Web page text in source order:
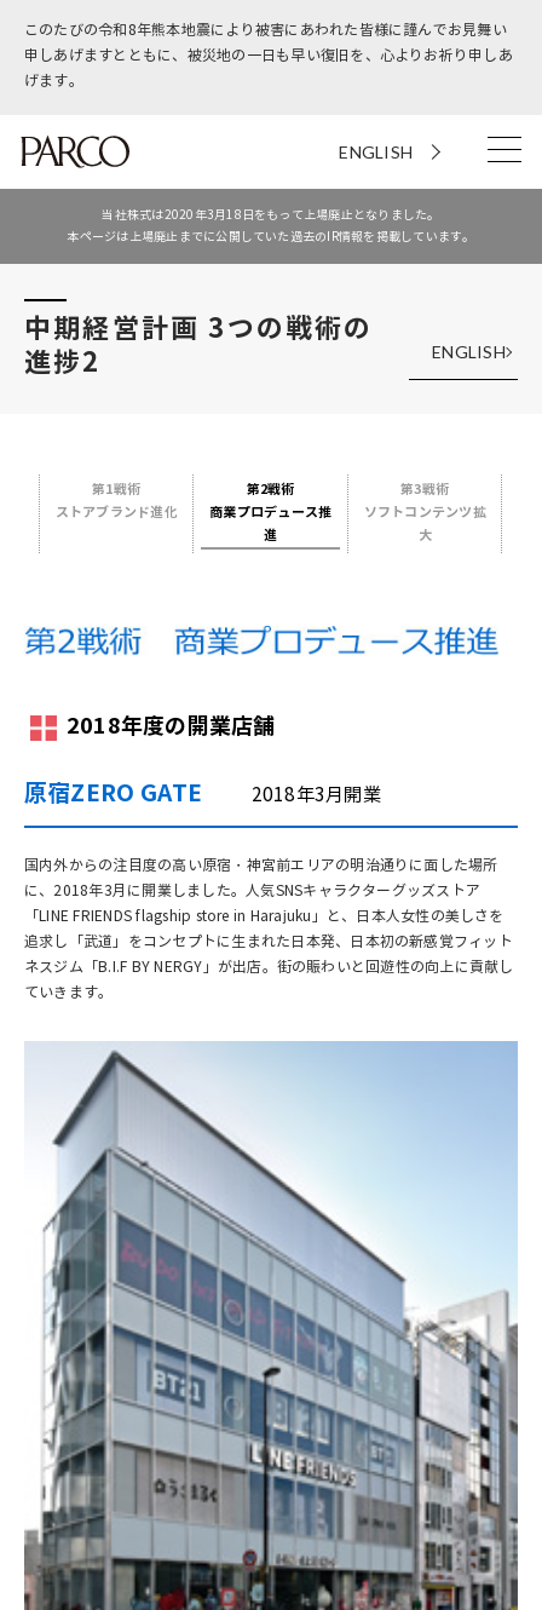
このたびの令和8年熊本地震により被害にあわれた皆様に謹んでお見舞い
申しあげますとともに、被災地の一日も早い復旧を、心よりお祈り申しあ
げます。
ENGLISH
当社株式は2020年3月18日をもって上場廃止となりました。
本ページは上場廃止までに公開していた過去のIR情報を掲載しています。
中期経営計画 3つの戦術の
進捗2
ENGLISH
第1戦術
ストアブランド進化
第2戦術
商業プロデュース推
進
第3戦術
ソフトコンテンツ拡
大
2018年度の開業店舗
原宿ZERO GATE 2018年3月開業
国内外からの注目度の高い原宿・神宮前エリアの明治通りに面した場所
に、2018年3月に開業しました。人気SNSキャラクターグッズストア
「LINE FRIENDS flagship store in Harajuku」と、日本人女性の美しさを
追求し「武道」をコンセプトに生まれた日本発、日本初の新感覚フィット
ネスジム「B.I.F BY NERGY」が出店。街の賑わいと回遊性の向上に貢献し
ていきます。